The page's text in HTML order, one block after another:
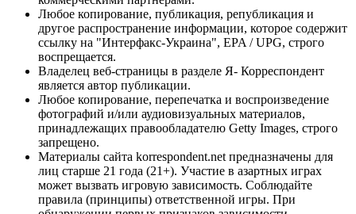
Любое копирование, публикация, републикация и
другое распространение информации, которое содержит
ссылку на "Интерфакс-Украина", EPA / UPG, строго
воспрещается.
Владелец веб-страницы в разделе Я- Корреспондент
является автор публикации.
Любое копирование, перепечатка и воспроизведение
фотографий и/или аудиовизуальных материалов,
принадлежащих правообладателю Getty Images, строго
запрещено.
Материалы сайта korrespondent.net предназначены для
лиц старше 21 года (21+). Участие в азартных играх
может вызвать игровую зависимость. Соблюдайте
правила (принципы) ответственной игры. При